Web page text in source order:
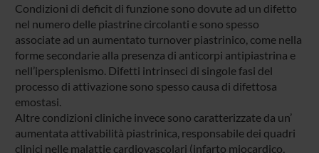
Condizioni di deficit di funzione sono dovute ad un difetto
nel numero delle piastrine circolanti e sono spesso
associate ad un aumentato turnover piastrinico, come nella
forme secondarie alla presenza di anticorpi antipiastrina e
nell’ipersplenismo. Difetti intrinseci di singole fasi del
processo di attivazione sono spesso causa di difettosa
emostasi.
Altre condizioni cliniche invece sono caratterizzate da un’
aumentata attivabilità piastrinica, responsabile dei quadri
clinici nelle malattie cardiovascolari (infarto miocardico,